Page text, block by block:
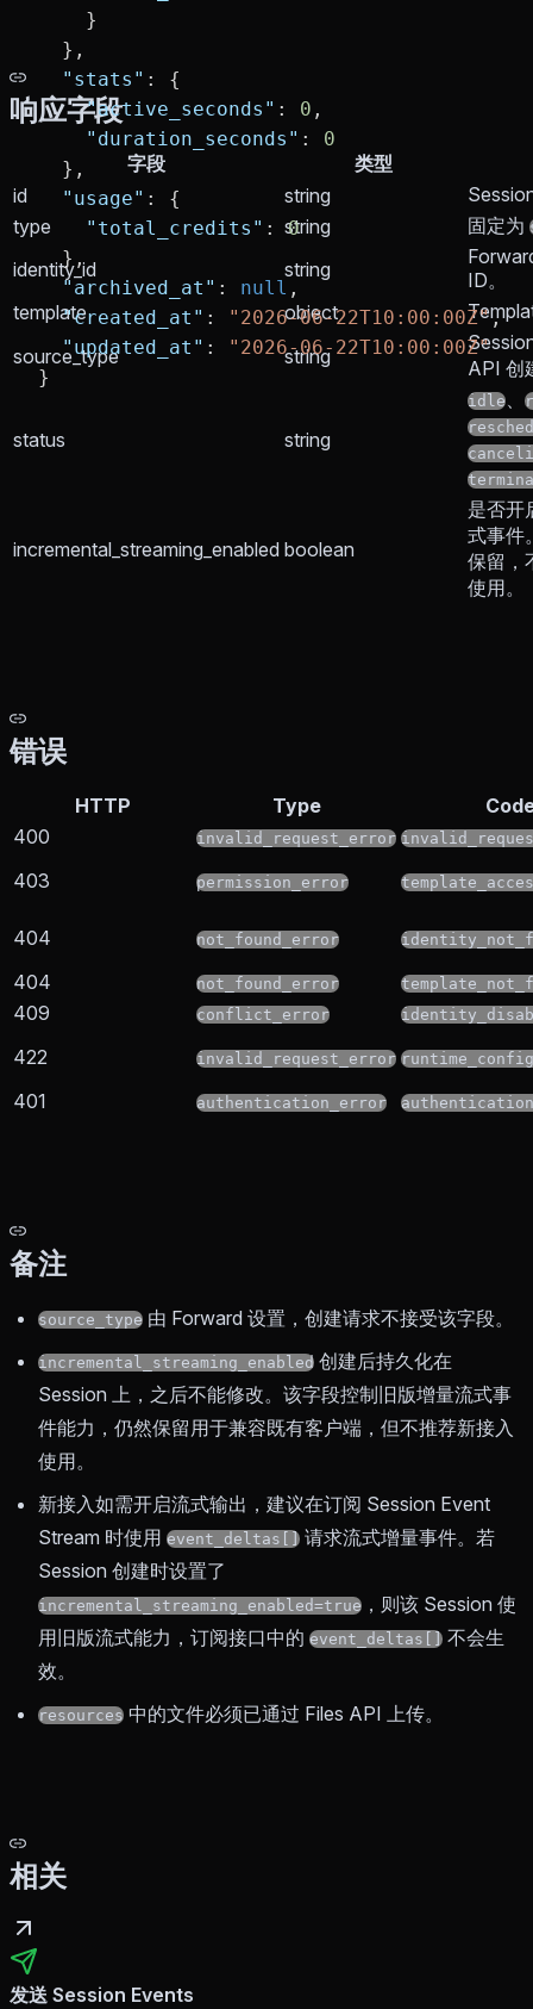
    }
  },
  "stats"
: {
    "active_seconds"
: 0 ,
    "duration_seconds"
: 0
  },
  "usage"
: {
    "total_credits"
: 0
  },
  "archived_at"
: null ,
  "created_at"
: "2026-06-22T10:00:00Z",
  "updated_at"
:
"2026-06-22T10:00:00Z"
}
响应字段
字段
类型
id
string
type
string 固定为
identity_id string
ID。
template
object
source_type
string
API 创
status string
idle、
incremental_streaming_enabled boolean
是否开
式事件
保留，
使用。
错误
HTTP Type
400
invalid_request_error
403 permission_error
404 not_found_error
404 not_found_error
409 conflict_error
422 invalid_request_error
401 authentication_error
备注
source_type 由 Forward 设置，创建请求不接受该字段。
incremental_streaming_enabled 创建后持久化在
Session 上，之后不能修改。该字段控制旧版增量流式事
件能力，仍然保留用于兼容既有客户端，但不推荐新接入
使用。
新接入如需开启流式输出，建议在订阅 Session Event
Stream 时使用 event_deltas[] 请求流式增量事件。若
Session 创建时设置了
incremental_streaming_enabled=true ，则该 Session 使
用旧版流式能力，订阅接口中的 event_deltas[] 不会生
效。
resources 中的文件必须已通过 Files API 上传。
相关
发送 Session Events